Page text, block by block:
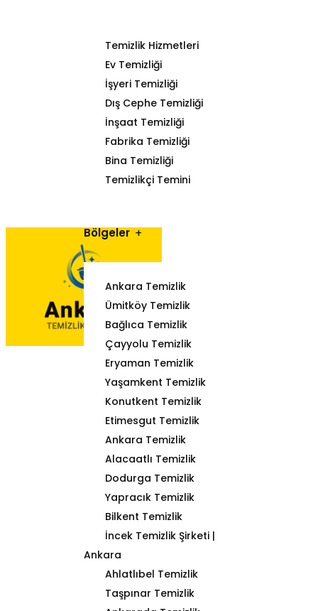
Temizlik Hizmetleri
Ev Temizliği
İşyeri Temizliği
Dış Cephe Temizliği
İnşaat Temizliği
Fabrika Temizliği
Bina Temizliği
Temizlikçi Temini
Bölgeler
Ankara Temizlik
Ümitköy Temizlik
Bağlıca Temizlik
Çayyolu Temizlik
Eryaman Temizlik
Yaşamkent Temizlik
Konutkent Temizlik
Etimesgut Temizlik
Ankara Temizlik
Alacaatlı Temizlik
Dodurga Temizlik
Yapracık Temizlik
Bilkent Temizlik
İncek Temizlik Şirketi |
Ankara
Ahlatlıbel Temizlik
Taşpınar Temizlik